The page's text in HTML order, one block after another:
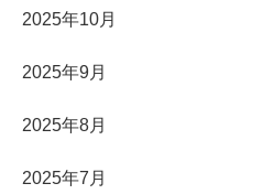
2025年10月
2025年9月
2025年8月
2025年7月